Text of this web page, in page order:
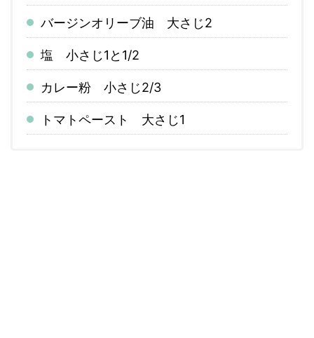
バージンオリーブ油 大さじ2
塩 小さじ1と1/2
カレー粉 小さじ2/3
トマトペースト 大さじ1